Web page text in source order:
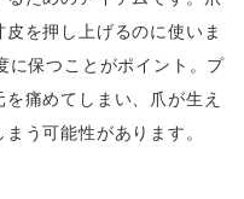
を押し上げるのに使いま
に保つことがポイント。プ
痛めてしまい、爪が生え
う可能性があります。